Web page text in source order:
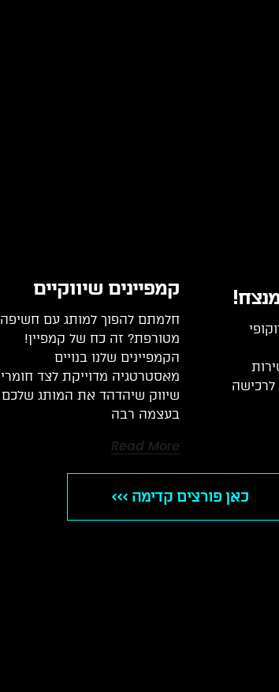
לרכישה
קמפיינים שיווקיים
חלמתם להפוך למותג עם חשיפה
מטורפת? זה כח של קמפיין!
הקמפיינים שלנו בנויים
מאסטרטגיה מדוייקת לצד חומרי
שיווק שיהדהד את המותג שלכם
בעצמה רבה
Read More
כאן פורצים קדימה >>>